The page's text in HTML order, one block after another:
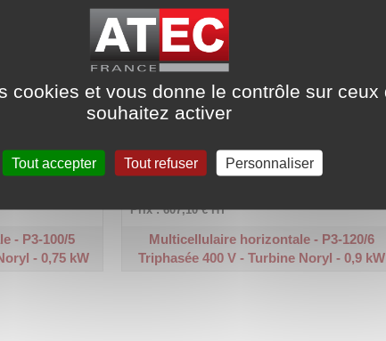
m.
- P3-100/5
- 0,75 kW
Plage de débit : 0,5 à 4,9 m³/h.
Hauteur manométrique max. : 67 m.
Prix : 607,10 €HT
Multicellulaire horizontale - P3-120/6
Triphasée 400 V - Turbine Noryl - 0,9 kW
cookies et vous donne le contrôle sur ceux
souhaitez activer
Tout accepter Tout refuser Personnaliser